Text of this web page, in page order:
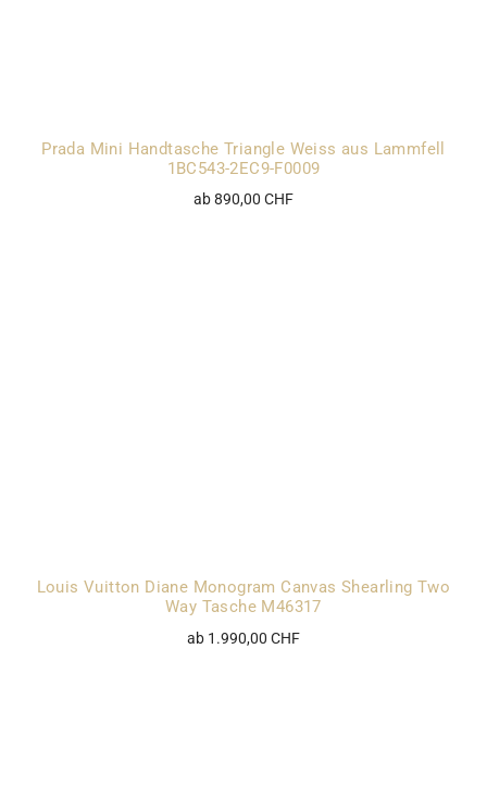
Prada Mini Handtasche Triangle Weiss aus Lammfell
1BC543-2EC9-F0009
ab 890,00 CHF
Louis Vuitton Diane Monogram Canvas Shearling Two
Way Tasche M46317
ab 1.990,00 CHF